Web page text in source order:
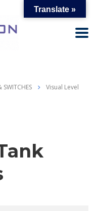
SWITCHES
Visual Level
Translate »